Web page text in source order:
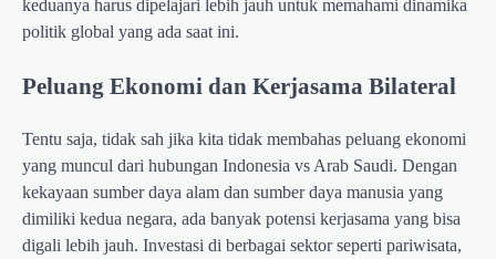
keduanya harus dipelajari lebih jauh untuk memahami dinamika
politik global yang ada saat ini.
Peluang Ekonomi dan Kerjasama Bilateral
Tentu saja, tidak sah jika kita tidak membahas peluang ekonomi
yang muncul dari hubungan Indonesia vs Arab Saudi. Dengan
kekayaan sumber daya alam dan sumber daya manusia yang
dimiliki kedua negara, ada banyak potensi kerjasama yang bisa
digali lebih jauh. Investasi di berbagai sektor seperti pariwisata,